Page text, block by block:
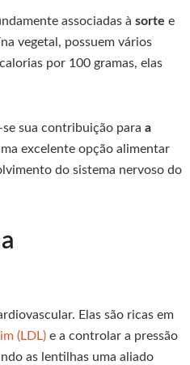
associadas à sorte e
vegetal, possuem vários
por 100 gramas, elas
sua contribuição para a
excelente opção alimentar
do sistema nervoso do
Elas são ricas em
(LDL) e a controlar a pressão
as lentilhas uma aliado